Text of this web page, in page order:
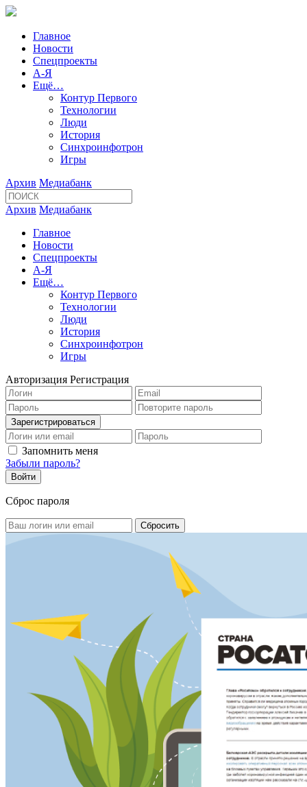
Главное
Новости
Спецпроекты
А-Я
Ещё…
Контур Первого
Технологии
Люди
История
Синхроинфотрон
Игры
Архив Медиабанк
Архив Медиабанк
Главное
Новости
Спецпроекты
А-Я
Ещё…
Контур Первого
Технологии
Люди
История
Синхроинфотрон
Игры
Авторизация Регистрация
Запомнить меня
Забыли пароль?
Сброс пароля